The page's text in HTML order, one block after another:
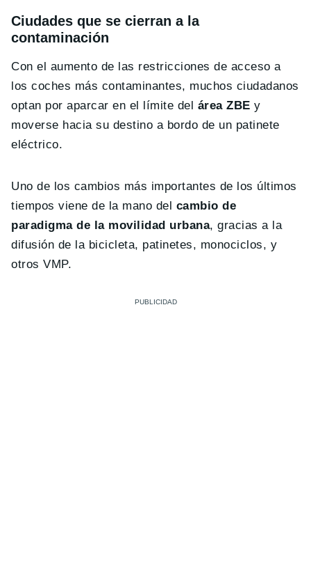
Ciudades que se cierran a la
contaminación
Con el aumento de las restricciones de acceso a
los coches más contaminantes, muchos ciudadanos
optan por aparcar en el límite del área ZBE y
moverse hacia su destino a bordo de un patinete
eléctrico.
Uno de los cambios más importantes de los últimos
tiempos viene de la mano del cambio de
paradigma de la movilidad urbana, gracias a la
difusión de la bicicleta, patinetes, monociclos, y
otros VMP.